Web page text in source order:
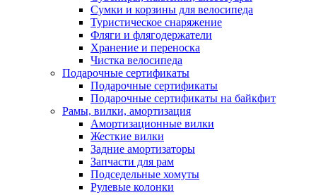
Сумки и корзины для велосипеда
Туристическое снаряжение
Фляги и флягодержатели
Хранение и переноска
Чистка велосипеда
Подарочные сертификаты
Подарочные сертификаты
Подарочные сертификаты на байкфит
Рамы, вилки, амортизация
Амортизационные вилки
Жесткие вилки
Задние амортизаторы
Запчасти для рам
Подседельные хомуты
Рулевые колонки